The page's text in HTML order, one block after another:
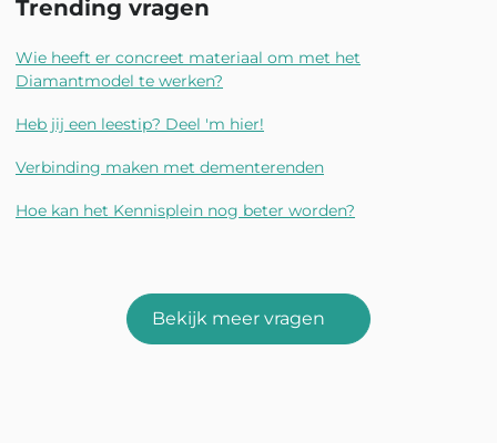
Trending vragen
Wie heeft er concreet materiaal om met het
Diamantmodel te werken?
Heb jij een leestip? Deel 'm hier!
Verbinding maken met dementerenden
Hoe kan het Kennisplein nog beter worden?
Bekijk meer vragen